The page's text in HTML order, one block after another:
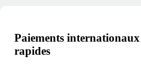
Paiements
rapides